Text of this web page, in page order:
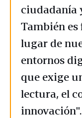
ciudadanía
También
lugar de
entornos
que exige
lectura, el
innovación".